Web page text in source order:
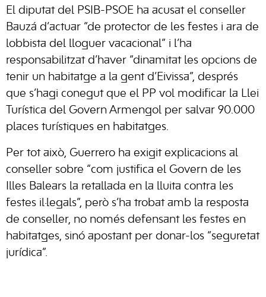
El diputat del PSIB-PSOE ha acusat el conseller
Bauzá d’actuar “de protector de les festes i ara de
lobbista del lloguer vacacional” i l’ha
responsabilitzat d’haver “dinamitat les opcions de
tenir un habitatge a la gent d’Eivissa”, després
que s’hagi conegut que el PP vol modificar la Llei
Turística del Govern Armengol per salvar 90.000
places turístiques en habitatges.
Per tot això, Guerrero ha exigit explicacions al
conseller sobre “com justifica el Govern de les
Illes Balears la retallada en la lluita contra les
festes il·legals”, però s’ha trobat amb la resposta
de conseller, no només defensant les festes en
habitatges, sinó apostant per donar-los “seguretat
jurídica”.